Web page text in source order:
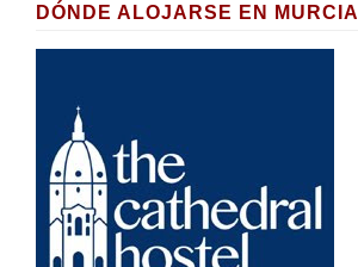
DÓNDE ALOJARSE EN MURCIA